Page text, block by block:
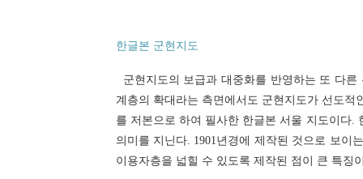
한글본 군현지도
군현지도의 보급과 대중화를 반영하는 또 다
계층의 확대라는 측면에서도 군현지도가 선도
를 저본으로 하여 필사한 한글본 서울 지도이다
의미를 지닌다. 1901년경에 제작된 것으로 보
이용자층을 넓힐 수 있도록 제작된 점이 큰 특징